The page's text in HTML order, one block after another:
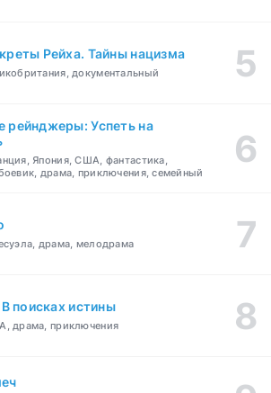
Рейха. Тайны нацизма
документальный
рейнджеры: Успеть на
Япония, США, фантастика,
драма, приключения, семейный
драма, мелодрама
поисках истины
драма, приключения